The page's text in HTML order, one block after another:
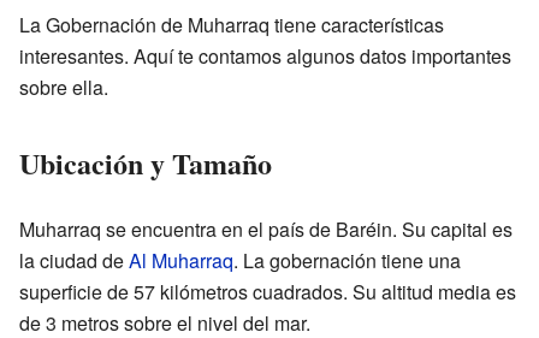
La Gobernación de Muharraq tiene características
interesantes. Aquí te contamos algunos datos importantes
sobre ella.
Ubicación y Tamaño
Muharraq se encuentra en el país de Baréin. Su capital es
la ciudad deAl Muharraq. La gobernación tiene una
superficie de 57 kilómetros cuadrados. Su altitud media es
de 3 metros sobre el nivel del mar.